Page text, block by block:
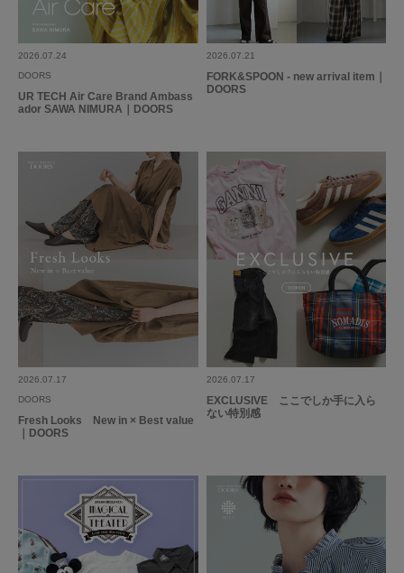
2026.07.24
DOORS
UR TECH Air Care Brand Ambass
ador SAWA NIMURA｜DOORS
2026.07.21
FORK&SPOON - new arrival item｜
DOORS
2026.07.17
DOORS
Fresh Looks New in × Best value
｜DOORS
2026.07.17
EXCLUSIVE ここでしか手に入ら
ない特別感